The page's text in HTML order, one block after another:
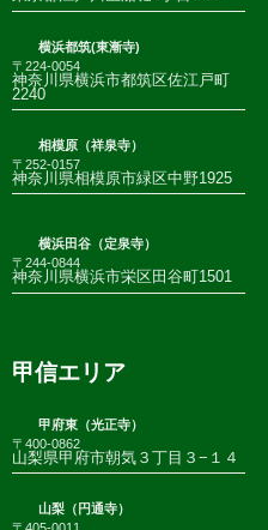
横浜都筑(東漸寺)
〒224-0054
神奈川県横浜市都筑区佐江戸町
2240
相模原（祥泉寺）
〒252-0157
神奈川県相模原市緑区中野1925
横浜田谷（定泉寺）
〒244-0844
神奈川県横浜市栄区田谷町1501
甲信エリア
甲府東（光正寺）
〒400-0862
山梨県甲府市朝気３丁目３−１４
山梨（円通寺）